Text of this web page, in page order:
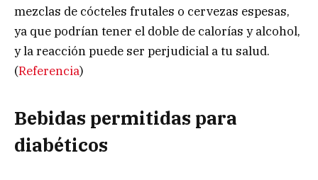
mezclas de cócteles frutales o cervezas espesas,
ya que podrían tener el doble de calorías y alcohol,
y la reacción puede ser perjudicial a tu salud.
(Referencia)
Bebidas permitidas para
diabéticos